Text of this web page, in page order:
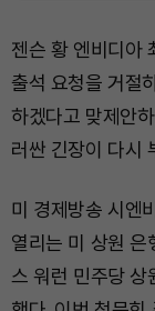
젠슨 황 엔비디아
출석 요청을 거절
하겠다고 맞제안
러싼 긴장이 다시
미 경제방송 시엔
열리는 미 상원 은
스 워런 민주당 상